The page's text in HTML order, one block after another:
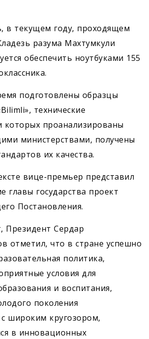
в текущем году, проходящем
разума Махтумкули
обеспечить ноутбуками 155
подготовлены образцы
технические
которых проанализированы
министерствами, получены
их качества.
вице-премьер представил
главы государства проект
Постановления.
Президент Сердар
отметил, что в стране успешно
политика,
условия для
и воспитания,
поколения
широким кругозором,
в инновационных